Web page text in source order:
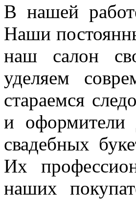
В нашей
Наши
наш салон
уделяем
стараемся
и оформители
свадебных
Их
наших